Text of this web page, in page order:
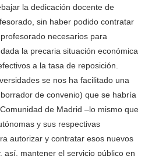
la dedicación docente de
sin haber podido contratar
necesarios para
la precaria situación económica
a la tasa de reposición.
se nos ha facilitado una
de convenio) que se habría
de Madrid –lo mismo que
y sus respectivas
autorizar y contratar esos nuevos
así, mantener el servicio público en